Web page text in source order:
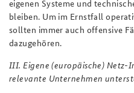
eigenen Systeme und
bleiben. Um im Ernstfall
sollten immer auch offensive
dazugehören.
III. Eigene (europäische)
relevante Unternehmen